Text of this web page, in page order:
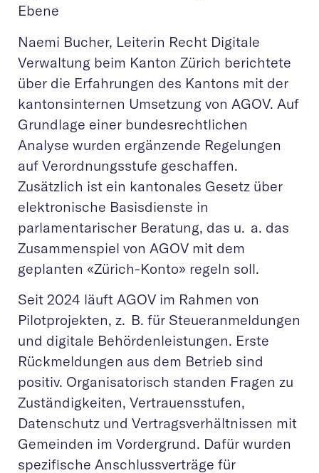
Ebene
Naemi Bucher, Leiterin Recht Digitale
Verwaltung beim Kanton Zürich berichtete
über die Erfahrungen des Kantons mit der
kantonsinternen Umsetzung von AGOV. Auf
Grundlage einer bundesrechtlichen
Analyse wurden ergänzende Regelungen
auf Verordnungsstufe geschaffen.
Zusätzlich ist ein kantonales Gesetz über
elektronische Basisdienste in
parlamentarischer Beratung, das u. a. das
Zusammenspiel von AGOV mit dem
geplanten «Zürich-Konto» regeln soll.
Seit 2024 läuft AGOV im Rahmen von
Pilotprojekten, z. B. für Steueranmeldungen
und digitale Behördenleistungen. Erste
Rückmeldungen aus dem Betrieb sind
positiv. Organisatorisch standen Fragen zu
Zuständigkeiten, Vertrauensstufen,
Datenschutz und Vertragsverhältnissen mit
Gemeinden im Vordergrund. Dafür wurden
spezifische Anschlussverträge für